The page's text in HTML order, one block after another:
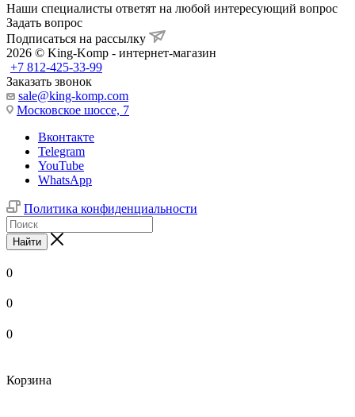
Наши специалисты ответят на любой интересующий вопрос
Задать вопрос
Подписаться на рассылку
2026 © King-Komp - интернет-магазин
+7 812-425-33-99
Заказать звонок
sale@king-komp.com
Московское шоссе, 7
Вконтакте
Telegram
YouTube
WhatsApp
Политика конфиденциальности
Найти
0
0
0
Корзина